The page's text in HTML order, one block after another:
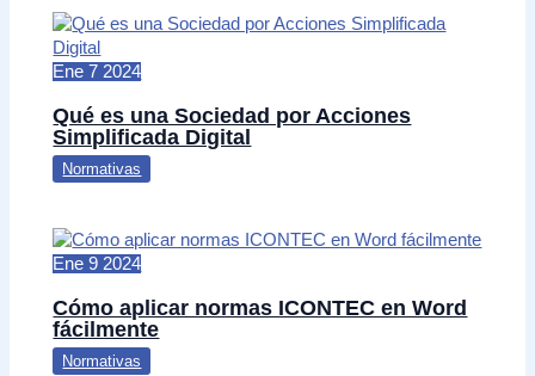
Ene 7 2024
Qué es una Sociedad por Acciones
Simplificada Digital
Normativas
Ene 9 2024
Cómo aplicar normas ICONTEC en Word
fácilmente
Normativas